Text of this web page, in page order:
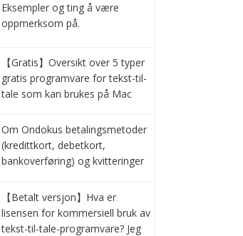
Eksempler og ting å være
oppmerksom på.
【Gratis】Oversikt over 5 typer
gratis programvare for tekst-til-
tale som kan brukes på Mac
Om Ondokus betalingsmetoder
(kredittkort, debetkort,
bankoverføring) og kvitteringer
【Betalt versjon】Hva er
lisensen for kommersiell bruk av
tekst-til-tale-programvare? Jeg